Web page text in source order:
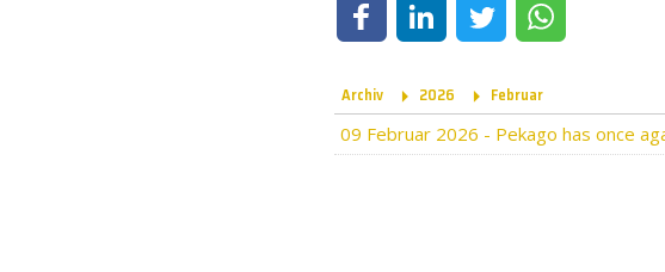
Archiv 2026 Februar
09 Februar 2026 - Pekago has once